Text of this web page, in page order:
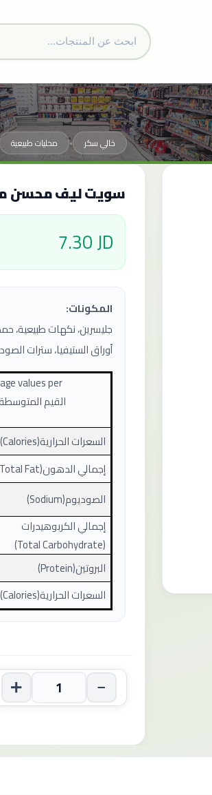
خالي سكر • محليات طبيعية
سويت ليف محسن ماء
7.30 JD
المكونات:
جليسرين، نكهات
أوراق الستيفيا، سترات
values ​​per
القيم المتوسطة
السعرات الحرارية(Calories)
إجمالي الدهونFat)
الصوديوم(Sodium)
إجمالي الكربوهيدرات
(Total Carbohydrate)
البروتين(Protein)
السعرات الحرارية(Calories)